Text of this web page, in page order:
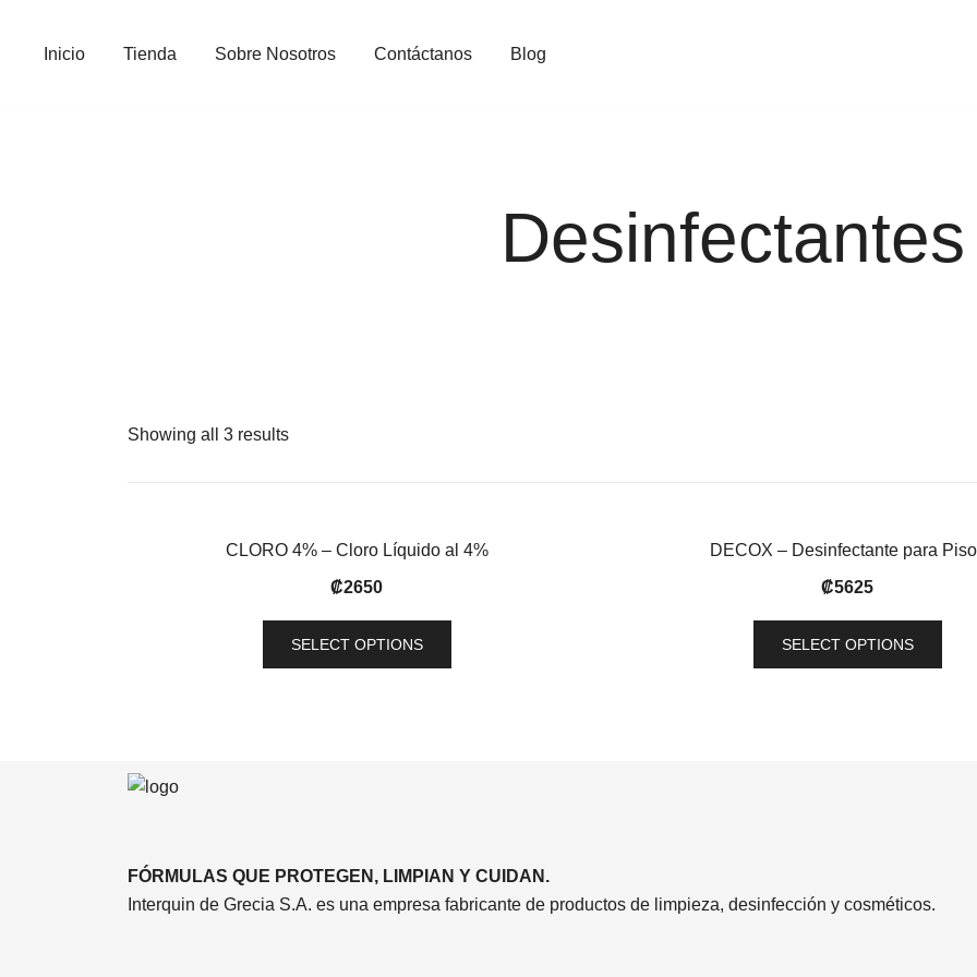
Inicio Tienda Sobre Nosotros Contáctanos Blog
Desinfectantes
Showing all 3 results
CLORO 4% – Cloro Líquido al 4%
₡2650
SELECT OPTIONS
DECOX – Desinfectante para
₡5625
SELECT OPTIONS
FÓRMULAS QUE PROTEGEN, LIMPIAN Y CUIDAN.
Interquin de Grecia S.A. es una empresa fabricante de productos de limpieza, desinfección y cosméticos.